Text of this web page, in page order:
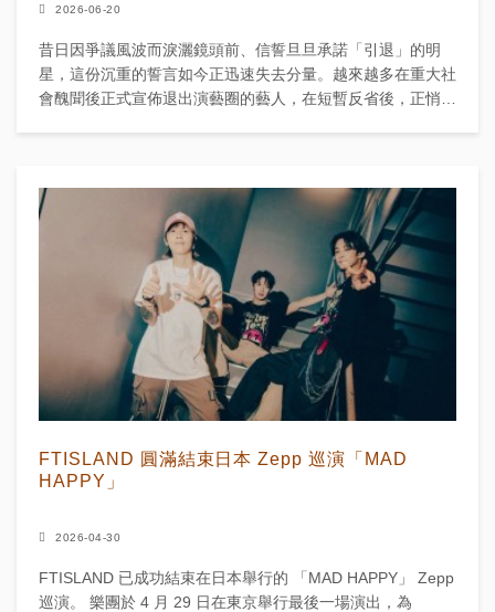
2026-06-20
昔日因爭議風波而淚灑鏡頭前、信誓旦旦承諾「引退」的明
星，這份沉重的誓言如今正迅速失去分量。越來越多在重大社
會醜聞後正式宣佈退出演藝圈的藝人，在短暫反省後，正悄悄
FTISLAND 圓滿結束日本 Zepp 巡演「MAD
HAPPY」
2026-04-30
FTISLAND 已成功結束在日本舉行的 「MAD HAPPY」 Zepp
巡演。 樂團於 4 月 29 日在東京舉行最後一場演出，為